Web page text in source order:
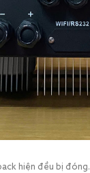
hiện đều bị đóng.